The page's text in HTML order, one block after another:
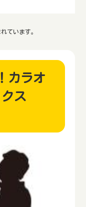
ています。
カラオ
ス